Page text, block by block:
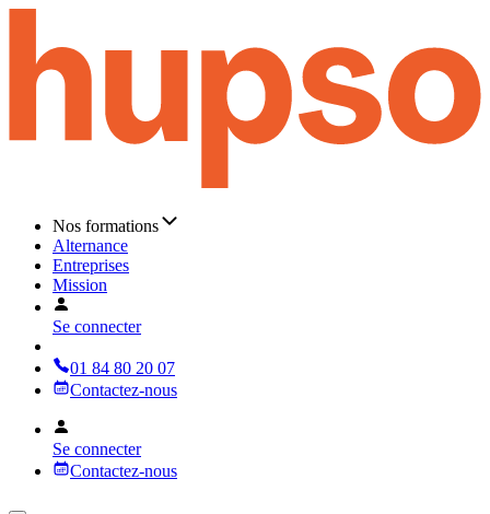
Nos formations
Alternance
Entreprises
Mission
Se connecter
01 84 80 20 07
Contactez-nous
Se connecter
Contactez-nous